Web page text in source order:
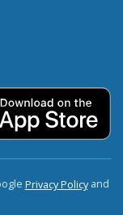
Privacy Policyand